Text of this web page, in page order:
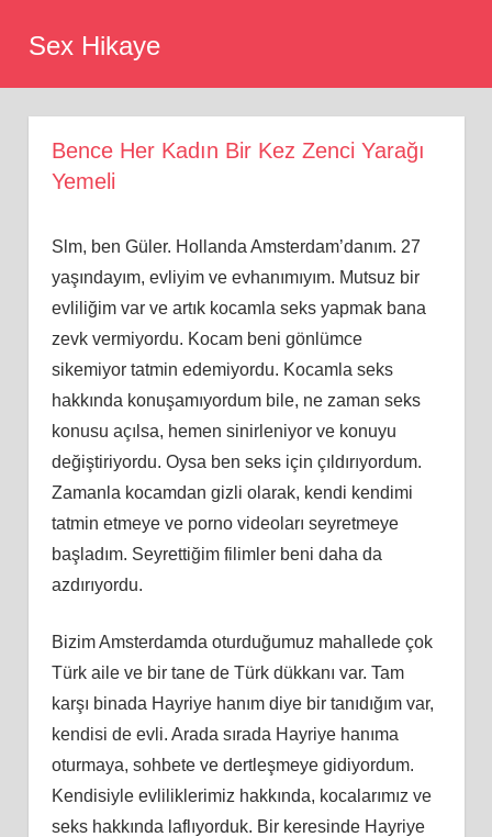
Sex Hikaye
Bence Her Kadın Bir Kez Zenci Yarağı
Yemeli
Slm, ben Güler. Hollanda Amsterdam’danım. 27
yaşındayım, evliyim ve evhanımıyım. Mutsuz bir
evliliğim var ve artık kocamla seks yapmak bana
zevk vermiyordu. Kocam beni gönlümce
sikemiyor tatmin edemiyordu. Kocamla seks
hakkında konuşamıyordum bile, ne zaman seks
konusu açılsa, hemen sinirleniyor ve konuyu
değiştiriyordu. Oysa ben seks için çıldırıyordum.
Zamanla kocamdan gizli olarak, kendi kendimi
tatmin etmeye ve porno videoları seyretmeye
başladım. Seyrettiğim filimler beni daha da
azdırıyordu.
Bizim Amsterdamda oturduğumuz mahallede çok
Türk aile ve bir tane de Türk dükkanı var. Tam
karşı binada Hayriye hanım diye bir tanıdığım var,
kendisi de evli. Arada sırada Hayriye hanıma
oturmaya, sohbete ve dertleşmeye gidiyordum.
Kendisiyle evliliklerimiz hakkında, kocalarımız ve
seks hakkında laflıyorduk. Bir keresinde Hayriye